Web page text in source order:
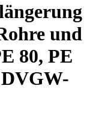
und
80, PE